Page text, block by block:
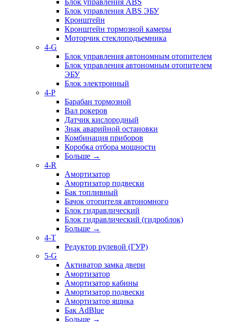
Блок управления ABS
Блок управления ABS ЭБУ
Кронштейн
Кронштейн тормозной камеры
Моторчик стеклоподъемника
4-G
Блок управления автономным отопителем
Блок управления автономным отопителем
ЭБУ
Блок электронный
4-P
Барабан тормозной
Вал рокеров
Датчик кислородный
Знак аварийной остановки
Комбинация приборов
Коробка отбора мощности
Больше →
4-R
Амортизатор
Амортизатор подвески
Бак топливный
Бачок отопителя автономного
Блок гидравлический
Блок гидравлический (гидроблок)
Больше →
4-T
Редуктор рулевой (ГУР)
5-G
Активатор замка двери
Амортизатор
Амортизатор кабины
Амортизатор подвески
Амортизатор ящика
Бак AdBlue
Больше →